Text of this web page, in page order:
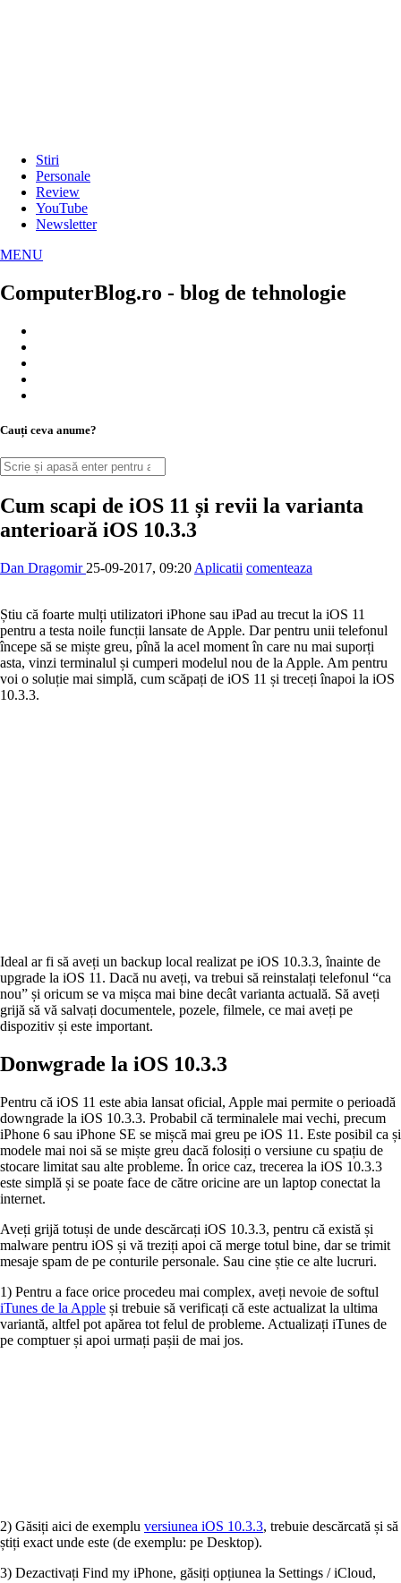
Stiri
Personale
Review
YouTube
Newsletter
MENU
ComputerBlog.ro - blog de tehnologie
Cauți ceva anume?
Cum scapi de iOS 11 și revii la varianta
anterioară iOS 10.3.3
Dan Dragomir 25-09-2017, 09:20 Aplicatii comenteaza
Știu că foarte mulți utilizatori iPhone sau iPad au trecut la iOS 11
pentru a testa noile funcții lansate de Apple. Dar pentru unii telefonul
începe să se miște greu, pînă la acel moment în care nu mai suporți
asta, vinzi terminalul și cumperi modelul nou de la Apple. Am pentru
voi o soluție mai simplă, cum scăpați de iOS 11 și treceți înapoi la iOS
10.3.3.
Ideal ar fi să aveți un backup local realizat pe iOS 10.3.3, înainte de
upgrade la iOS 11. Dacă nu aveți, va trebui să reinstalați telefonul “ca
nou” și oricum se va mișca mai bine decât varianta actuală. Să aveți
grijă să vă salvați documentele, pozele, filmele, ce mai aveți pe
dispozitiv și este important.
Donwgrade la iOS 10.3.3
Pentru că iOS 11 este abia lansat oficial, Apple mai permite o perioadă
downgrade la iOS 10.3.3. Probabil că terminalele mai vechi, precum
iPhone 6 sau iPhone SE se mișcă mai greu pe iOS 11. Este posibil ca și
modele mai noi să se miște greu dacă folosiți o versiune cu spațiu de
stocare limitat sau alte probleme. În orice caz, trecerea la iOS 10.3.3
este simplă și se poate face de către oricine are un laptop conectat la
internet.
Aveți grijă totuși de unde descărcați iOS 10.3.3, pentru că există și
malware pentru iOS și vă treziți apoi că merge totul bine, dar se trimit
mesaje spam de pe conturile personale. Sau cine știe ce alte lucruri.
1) Pentru a face orice procedeu mai complex, aveți nevoie de softul
iTunes de la Apple și trebuie să verificați că este actualizat la ultima
variantă, altfel pot apărea tot felul de probleme. Actualizați iTunes de
pe comptuer și apoi urmați pașii de mai jos.
2) Găsiți aici de exemplu versiunea iOS 10.3.3, trebuie descărcată și să
știți exact unde este (de exemplu: pe Desktop).
3) Dezactivați Find my iPhone, găsiți opțiunea la Settings / iCloud,